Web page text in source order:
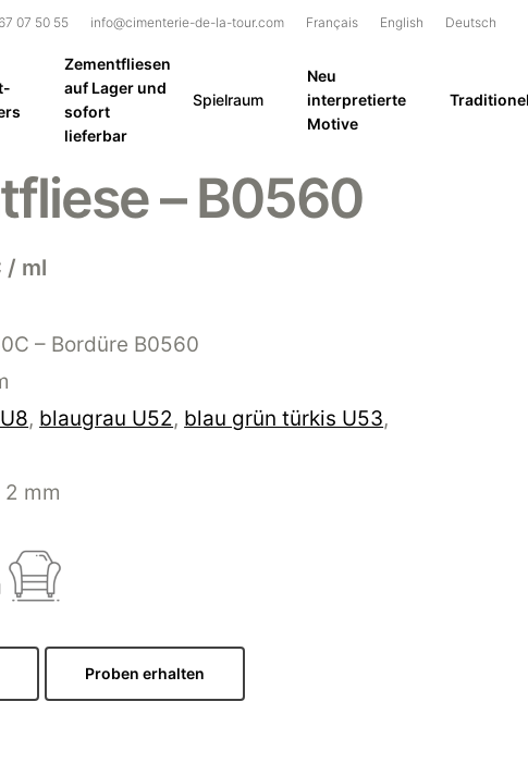
07 50 55 info@cimenterie-de-la-tour.com Français English Deutsch
Zementfliesen
auf Lager und
sofort
lieferbar
Spielraum
Neu
interpretierte
Motive
– B0560
/ ml
– Bordüre B0560
, blaugrau U52, blau grün türkis U53,
2 mm
Proben erhalten